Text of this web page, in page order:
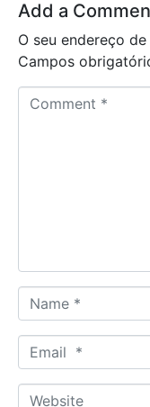
Add a
O seu endereço
Campos
a
m
*
m
aW